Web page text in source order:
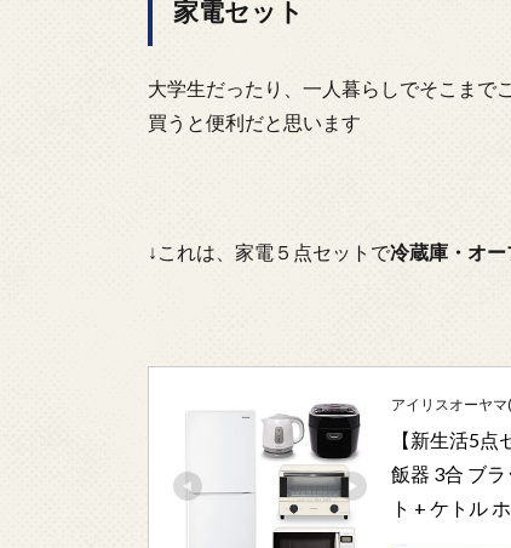
家電セット
大学生だったり、一人暮らしでそこまで
買うと便利だと思います
↓これは、家電５点セットで冷蔵庫・オ
アイリスオーヤマ
【新生活5
飯器 3合 ブ
ト + ケトル